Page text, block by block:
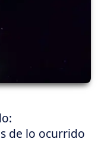
de lo ocurrido